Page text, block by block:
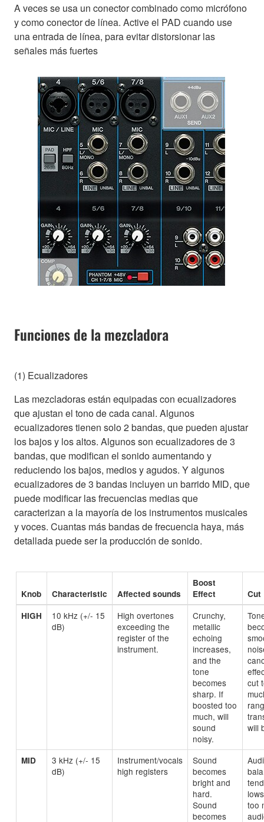
A veces se usa un conector combinado como micrófono
y como conector de línea. Active el PAD cuando use
una entrada de línea, para evitar distorsionar las
señales más fuertes
Funciones de la mezcladora
(1) Ecualizadores
Las mezcladoras están equipadas con ecualizadores
que ajustan el tono de cada canal. Algunos
ecualizadores tienen solo 2 bandas, que pueden ajustar
los bajos y los altos. Algunos son ecualizadores de 3
bandas, que modifican el sonido aumentando y
reduciendo los bajos, medios y agudos. Y algunos
ecualizadores de 3 bandas incluyen un barrido MID, que
puede modificar las frecuencias medias que
caracterizan a la mayoría de los instrumentos musicales
y voces. Cuantas más bandas de frecuencia haya, más
detallada puede ser la producción de sonido.
Knob Characteristic Affected sounds
Boost
Effect
Cut
HIGH
10 kHz (+/- 15
dB)
High overtones
exceeding the
register of the
instrument.
Crunchy,
metallic
echoing
increases,
and the
tone
becomes
sharp. If
boosted too
much, will
sound
noisy.
cut
will
MID
3 kHz (+/- 15
dB)
Instrument/vocals
high registers
Sound
becomes
bright and
hard.
Sound
becomes
too